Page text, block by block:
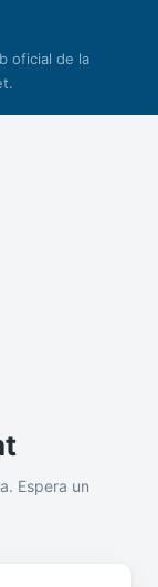
oficial de la
Espera un